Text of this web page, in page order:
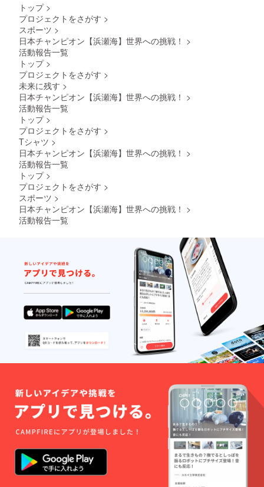
トップ >
プロジェクトをさがす >
スポーツ >
日本チャンピオン【浜瀬海】世界への挑戦！ >
活動報告一覧
トップ >
プロジェクトをさがす >
未来に残す >
日本チャンピオン【浜瀬海】世界への挑戦！ >
活動報告一覧
トップ >
プロジェクトをさがす >
Tシャツ >
日本チャンピオン【浜瀬海】世界への挑戦！ >
活動報告一覧
トップ >
プロジェクトをさがす >
スポーツ >
日本チャンピオン【浜瀬海】世界への挑戦！ >
活動報告一覧